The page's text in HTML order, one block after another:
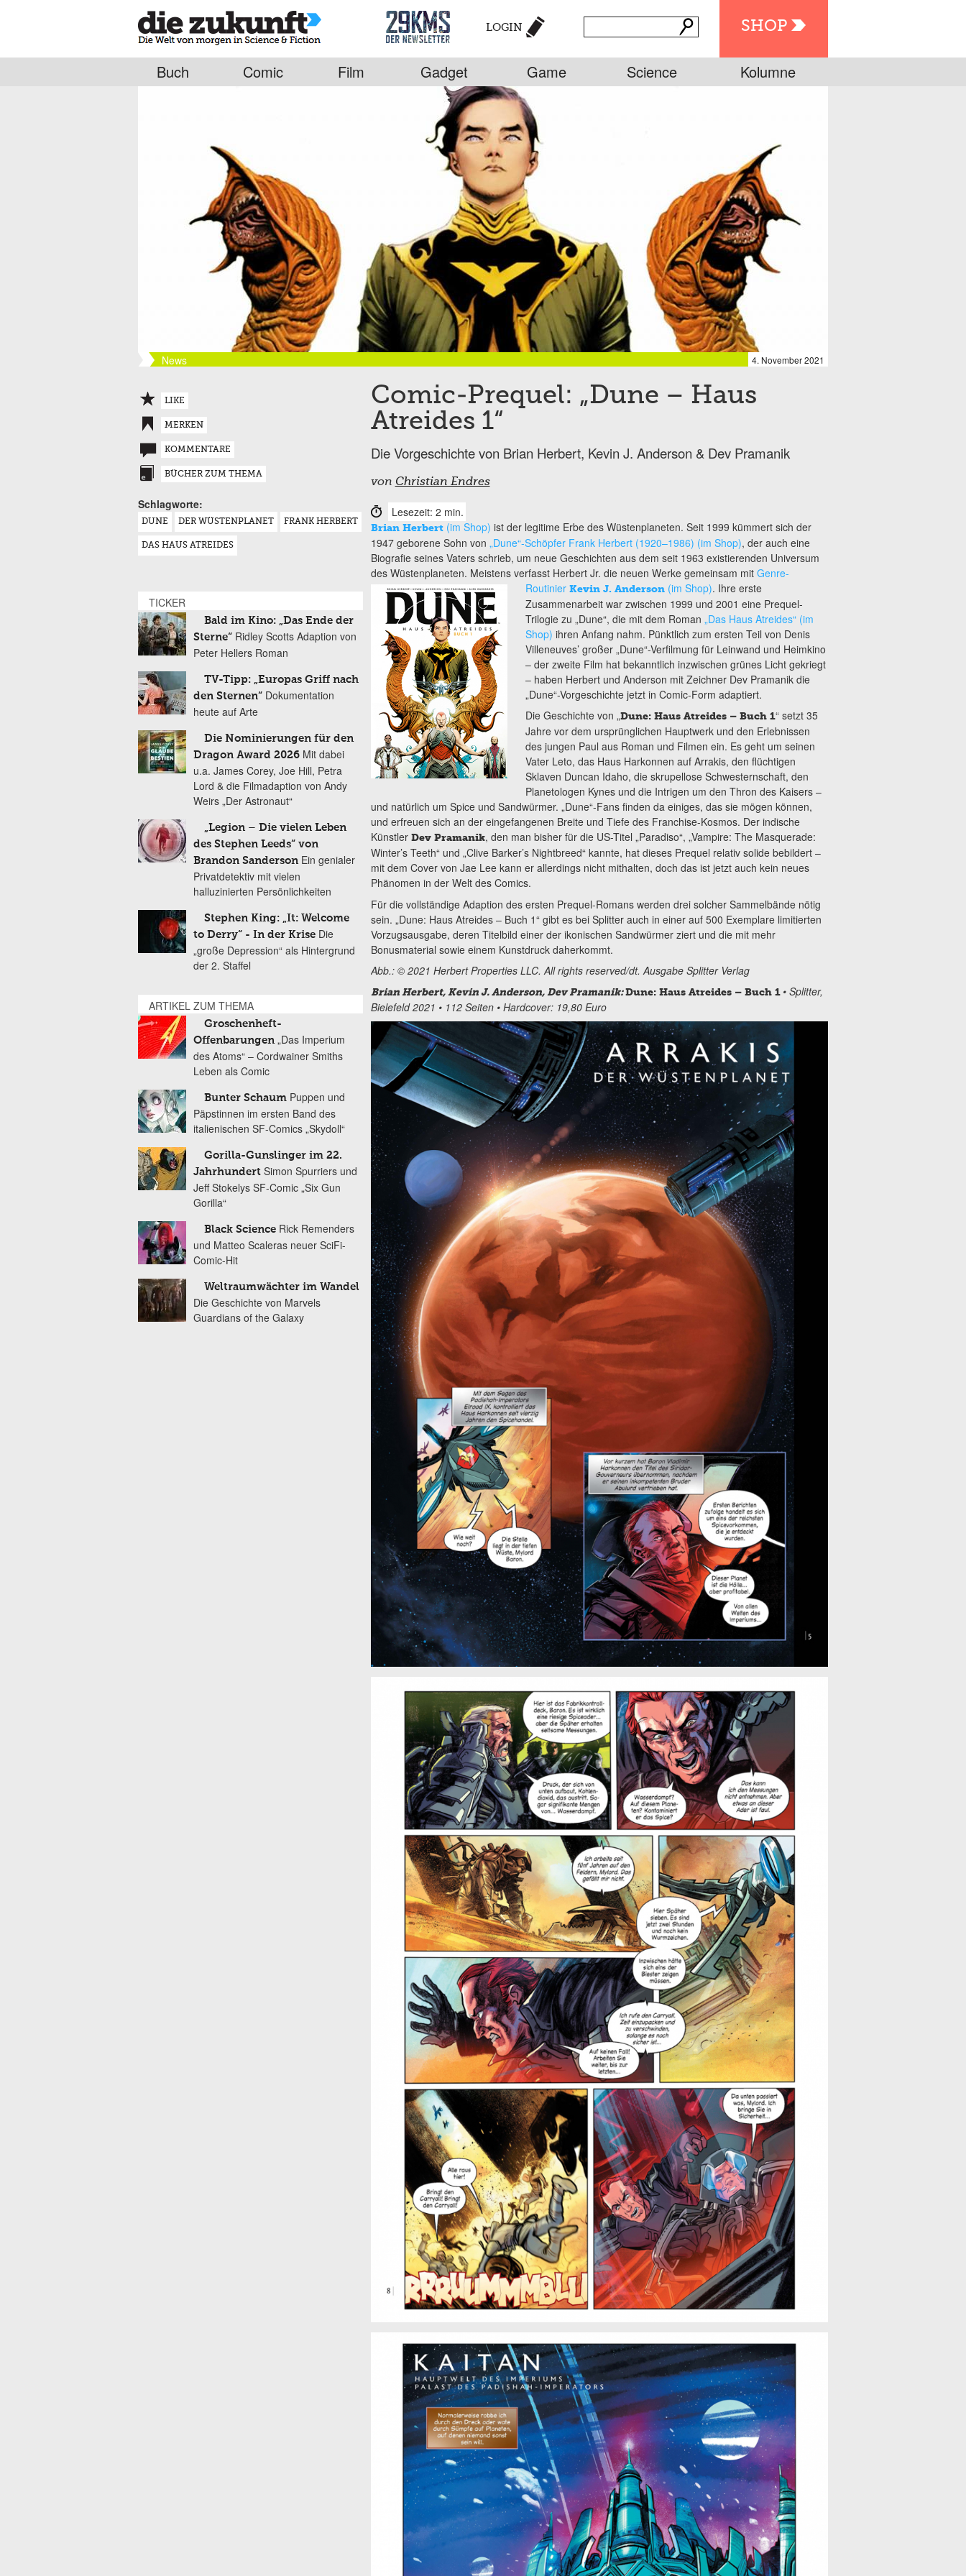
SHOP
LOGIN
Buch Comic Film Gadget Game Science Kolumne
News 4. November 2021
Comic-Prequel: „Dune – Haus
Atreides 1“
Die Vorgeschichte von Brian Herbert, Kevin J. Anderson & Dev Pramanik
von Christian Endres
Lesezeit: 2 min.
Brian Herbert (im Shop) ist der legitime Erbe des Wüstenplaneten. Seit 1999 kümmert sich der
1947 geborene Sohn von „Dune“-Schöpfer Frank Herbert (1920–1986) (im Shop), der auch eine
Biografie seines Vaters schrieb, um neue Geschichten aus dem seit 1963 existierenden Universum
des Wüstenplaneten. Meistens verfasst Herbert Jr. die neuen Werke gemeinsam mit Genre-
RoutinierKevin J. Anderson (im Shop). Ihre erste
Zusammenarbeit war zwischen 1999 und 2001 eine Prequel-
Trilogie zu „Dune“, die mit dem Roman„Das Haus Atreides“ (im
Shop) ihren Anfang nahm. Pünktlich zum ersten Teil von Denis
Villeneuves’ großer „Dune“-Verfilmung für Leinwand und Heimkino
– der zweite Film hat bekanntlich inzwischen grünes Licht gekriegt
– haben Herbert und Anderson mit Zeichner Dev Pramanik die
„Dune“-Vorgeschichte jetzt in Comic-Form adaptiert.
Die Geschichte von „Dune: Haus Atreides – Buch 1“ setzt 35
Jahre vor dem ursprünglichen Hauptwerk und den Erlebnissen
des jungen Paul aus Roman und Filmen ein. Es geht um seinen
Vater Leto, das Haus Harkonnen auf Arrakis, den flüchtigen
Sklaven Duncan Idaho, die skrupellose Schwesternschaft, den
Planetologen Kynes und die Intrigen um den Thron des Kaisers –
und natürlich um Spice und Sandwürmer. „Dune“-Fans finden da einiges, das sie mögen können,
und erfreuen sich an der eingefangenen Breite und Tiefe des Franchise-Kosmos. Der indische
Künstler Dev Pramanik, den man bisher für die US-Titel „Paradiso“, „Vampire: The Masquerade:
Winter’s Teeth“ und „Clive Barker’s Nightbreed“ kannte, hat dieses Prequel relativ solide bebildert –
mit dem Cover von Jae Lee kann er allerdings nicht mithalten, doch das ist jetzt auch kein neues
Phänomen in der Welt des Comics.
Für die vollständige Adaption des ersten Prequel-Romans werden drei solcher Sammelbände nötig
sein. „Dune: Haus Atreides – Buch 1“ gibt es bei Splitter auch in einer auf 500 Exemplare limitierten
Vorzugsausgabe, deren Titelbild einer der ikonischen Sandwürmer ziert und die mit mehr
Bonusmaterial sowie einem Kunstdruck daherkommt.
Abb.: © 2021 Herbert Properties LLC. All rights reserved/dt. Ausgabe Splitter Verlag
Brian Herbert, Kevin J. Anderson, Dev Pramanik:Dune: Haus Atreides – Buch 1 • Splitter,
Bielefeld 2021 • 112 Seiten • Hardcover: 19,80 Euro
LIKE
MERKEN
KOMMENTARE
BÜCHER ZUM THEMA
Schlagworte:
DUNE DER WÜSTENPLANET FRANK HERBERT
DAS HAUS ATREIDES
TICKER
Bald im Kino: „Das Ende der
Sterne“ Ridley Scotts Adaption von
Peter Hellers Roman
TV-Tipp: „Europas Griff nach
den Sternen“ Dokumentation
heute auf Arte
Die Nominierungen für den
Dragon Award 2026 Mit dabei
u.a. James Corey, Joe Hill, Petra
Lord & die Filmadaption von Andy
Weirs „Der Astronaut“
„Legion – Die vielen Leben
des Stephen Leeds“ von
Brandon Sanderson Ein genialer
Privatdetektiv mit vielen
halluzinierten Persönlichkeiten
Stephen King: „It: Welcome
to Derry“ - In der Krise Die
„große Depression“ als Hintergrund
der 2. Staffel
ARTIKEL ZUM THEMA
Groschenheft-
Offenbarungen „Das Imperium
des Atoms“ – Cordwainer Smiths
Leben als Comic
Bunter Schaum Puppen und
Päpstinnen im ersten Band des
italienischen SF-Comics „Skydoll“
Gorilla-Gunslinger im 22.
Jahrhundert Simon Spurriers und
Jeff Stokelys SF-Comic „Six Gun
Gorilla“
Black Science Rick Remenders
und Matteo Scaleras neuer SciFi-
Comic-Hit
Weltraumwächter im Wandel
Die Geschichte von Marvels
Guardians of the Galaxy